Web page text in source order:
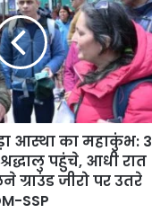
आस्था का महाकुंभ: 3
पहुंचे, आधी रात
ग्राउंड जीरो पर उतरे
SSP